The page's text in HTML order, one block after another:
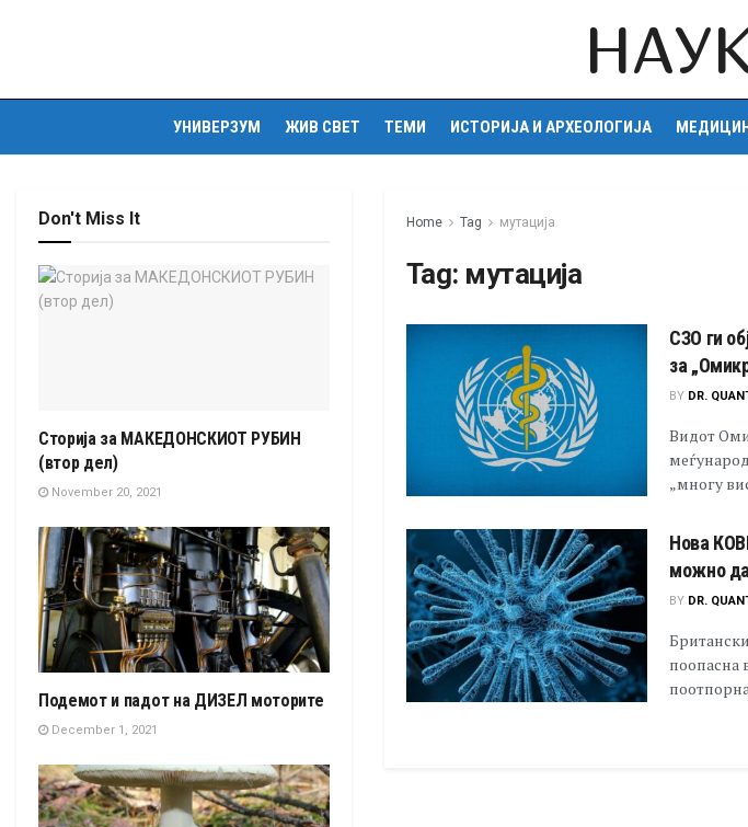
УНИВЕРЗУМ ЖИВ СВЕТ ТЕМИ ИСТОРИЈА И АРХЕОЛОГИЈА
Home Tag мутација
Tag: мутација
СЗО ги
за
BY DR.
Видот
„многу
Нова
можно
BY DR.
поопасна
Don't Miss It
Сторија за МАКЕДОНСКИОТ РУБИН
(втор дел)
November 20, 2021
Подемот и падот на ДИЗЕЛ моторите
December 1, 2021